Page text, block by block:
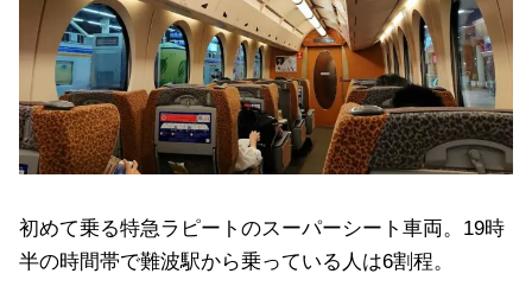
初めて乗る特急ラピートのスーパーシート車両。19時
半の時間帯で難波駅から乗っている人は6割程。